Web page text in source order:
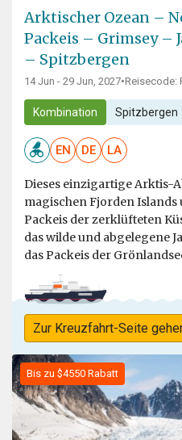
Arktischer Ozean –
Packeis – Grimsey –
– Spitzbergen
14 Jun - 29 Jun, 2027•Reisecode:
Kombination Spitzbergen
EN DE LA
Dieses einzigartige Arktis-
magischen Fjorden
Packeis der zerklüfteten
das wilde und abgelegene
das Packeis der
Zur Kreuzfahrt-Seite
Bis zu $4550 Rabatt